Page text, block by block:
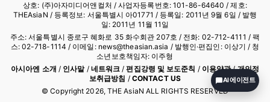
상호: (주)아자미디어앤컬처 /사업자등록번호: 101-86-64640 / 제호:
THEAsiaN / 등록정보: 서울특별시 아01771 / 등록일: 2011년 9월 6일 / 발행
일: 2011년 11월 11일
주소: 서울특별시 종로구 혜화로 35 화수회관 207호 / 전화: 02-712-4111 / 팩
스: 02-718-1114 / 이메일: news@theasian.asia / 발행인·편집인: 이상기 / 청
소년보호책임자: 이주형
아시아엔 소개 / 인사말/ 네트워크 /편집강령 및 보도준칙 / 이용약관/개인정
보취급방침 / CONTACT US
© Copyright 2026, THE AsiaN ALL RIGHTS RESERVED
AI 에이전트